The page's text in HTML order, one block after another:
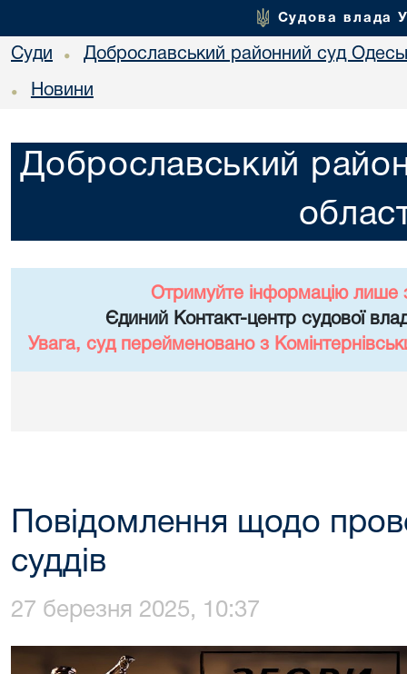
Судова влада
Суди • Доброславський районний суд
• Новини
Доброславський
Отримуйте інформацію лише
Єдиний Контакт-центр судової
Увага, суд перейменовано з
Повідомлення щодо
суддів
27 березня 2025, 10:37